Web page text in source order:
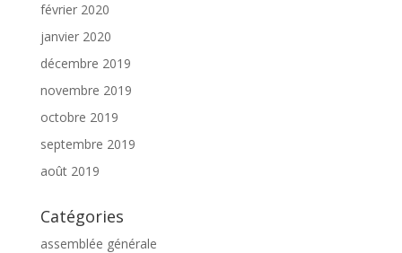
février 2020
janvier 2020
décembre 2019
novembre 2019
octobre 2019
septembre 2019
août 2019
Catégories
assemblée générale